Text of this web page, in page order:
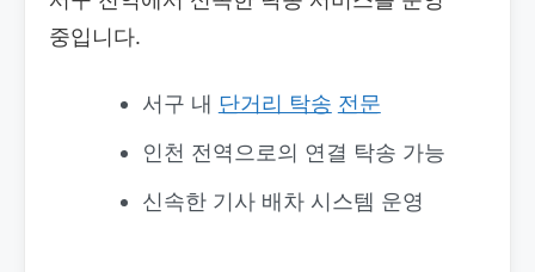
중입니다.
서구 내 단거리 탁송 전문
인천 전역으로의 연결 탁송 가능
신속한 기사 배차 시스템 운영